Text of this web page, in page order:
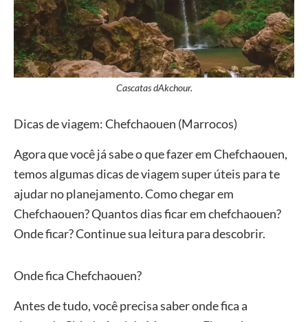
Cascatas dAkchour.
Dicas de viagem: Chefchaouen (Marrocos)
Agora que você já sabe o que fazer em Chefchaouen,
temos algumas dicas de viagem super úteis para te
ajudar no planejamento. Como chegar em
Chefchaouen? Quantos dias ficar em chefchaouen?
Onde ficar? Continue sua leitura para descobrir.
Onde fica Chefchaouen?
Antes de tudo, você precisa saber onde fica a